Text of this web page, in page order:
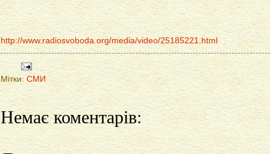
http://www.radiosvoboda.org/media/video/25185221.html
Мітки: СМИ
Немає коментарів: